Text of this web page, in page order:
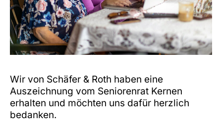
Wir von Schäfer & Roth haben eine
Auszeichnung vom Seniorenrat Kernen
erhalten und möchten uns dafür herzlich
bedanken.